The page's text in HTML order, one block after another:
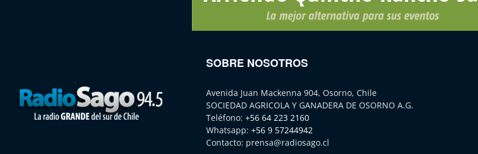
SOBRE NOSOTROS
Avenida Juan Mackenna 904, Osorno, Chile
SOCIEDAD AGRICOLA Y GANADERA DE OSORNO A.G.
Teléfono: +56 64 223 2160
Whatsapp: +56 9 57244942
Contacto: prensa@radiosago.cl